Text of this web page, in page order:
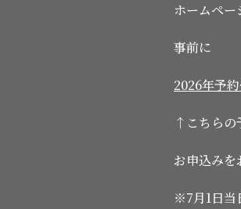
ホームペー
事前に
2026年予
↑こちらの
お申込みを
※7月1日当